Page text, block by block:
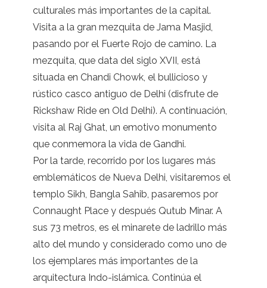
culturales más importantes de la capital.
Visita a la gran mezquita de Jama Masjid,
pasando por el Fuerte Rojo de camino. La
mezquita, que data del siglo XVII, está
situada en Chandi Chowk, el bullicioso y
rústico casco antiguo de Delhi (disfrute de
Rickshaw Ride en Old Delhi). A continuación,
visita al Raj Ghat, un emotivo monumento
que conmemora la vida de Gandhi.
Por la tarde, recorrido por los lugares más
emblemáticos de Nueva Delhi, visitaremos el
templo Sikh, Bangla Sahib, pasaremos por
Connaught Place y después Qutub Minar. A
sus 73 metros, es el minarete de ladrillo más
alto del mundo y considerado como uno de
los ejemplares más importantes de la
arquitectura Indo-islámica. Continúa el